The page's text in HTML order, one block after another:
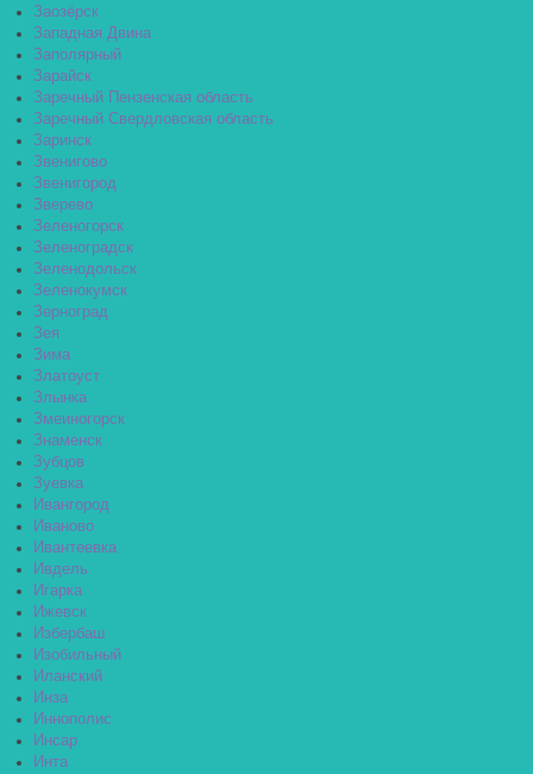
Заозёрск
Западная Двина
Заполярный
Зарайск
Заречный Пензенская область
Заречный Свердловская область
Заринск
Звенигово
Звенигород
Зверево
Зеленогорск
Зеленоградск
Зеленодольск
Зеленокумск
Зерноград
Зея
Зима
Златоуст
Злынка
Змеиногорск
Знаменск
Зубцов
Зуевка
Ивангород
Иваново
Ивантеевка
Ивдель
Игарка
Ижевск
Избербаш
Изобильный
Иланский
Инза
Иннополис
Инсар
Инта